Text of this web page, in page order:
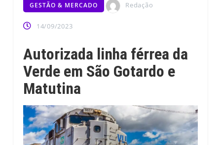
GESTÃO & MERCADO Redação
14/09/2023
Autorizada linha férrea da
Verde em São Gotardo e
Matutina